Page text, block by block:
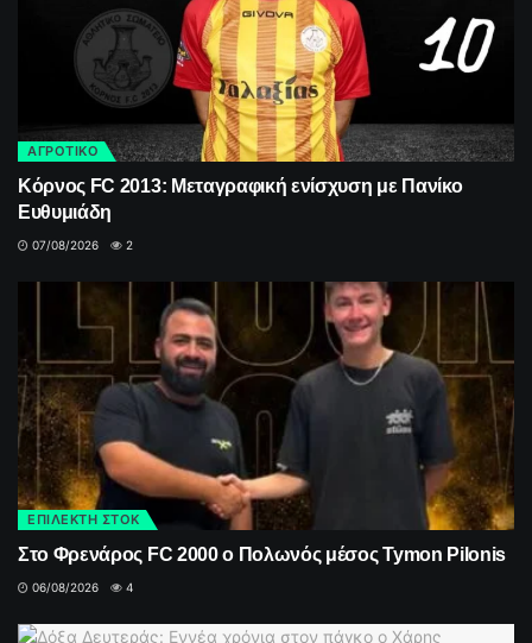
ΑΓΡΟΤΙΚΟ
Κόρνος FC 2013: Μεταγραφική ενίσχυση με Πανίκο
Ευθυμιάδη
07/08/2026 2
ΕΠΙΛΕΚΤΗ ΣΤΟΚ
Στο Φρενάρος FC 2000 ο Πολωνός μέσος Tymon Pilonis
06/08/2026 4